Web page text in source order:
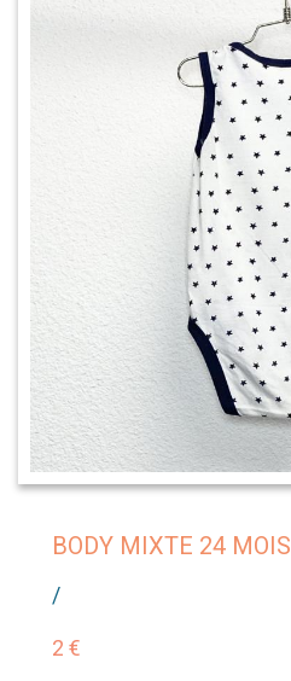
BODY MIXTE 24 MOIS
/
2 €